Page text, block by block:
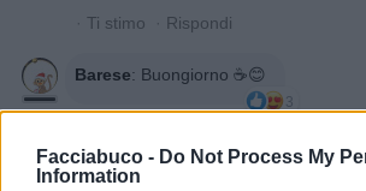
Facciabuco - Do Not Process My
Information
· Ti stimo · Rispondi
Barese: Buongiorno ☕😊
3
2 Dicembre 2021 alle ore 08:11
· Ti stimo ·Rispondi